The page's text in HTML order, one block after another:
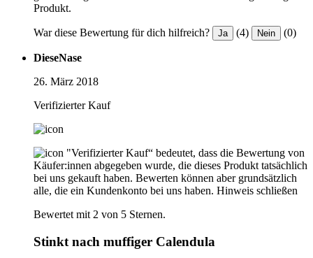
Produkt.
War diese Bewertung für dich hilfreich? Ja (4) Nein (0)
DieseNase
26. März 2018
Verifizierter Kauf
"Verifizierter Kauf“ bedeutet, dass die Bewertung von
Käufer:innen abgegeben wurde, die dieses Produkt tatsächlich
bei uns gekauft haben. Bewerten können aber grundsätzlich
alle, die ein Kundenkonto bei uns haben. Hinweis schließen
Bewertet mit 2 von 5 Sternen.
Stinkt nach muffiger Calendula